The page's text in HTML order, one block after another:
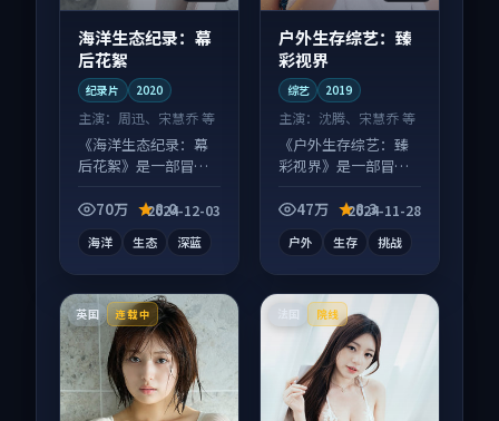
海洋生态纪录：幕
后花絮
纪录片 2020
主演： 周迅、宋慧乔 等
《海洋生态纪录：幕
后花絮》是一部冒险
质感在线，配乐与镜
70万 8.0
2024-12-03
海洋 生态 深蓝
户外生存综艺：臻
彩视界
综艺 2019
主演： 沈腾、宋慧乔 等
《户外生存综艺：臻
彩视界》是一部冒险
事并行，细节值得二
47万 8.3
2024-11-28
户外 生存 挑战
英国 连载中 院线